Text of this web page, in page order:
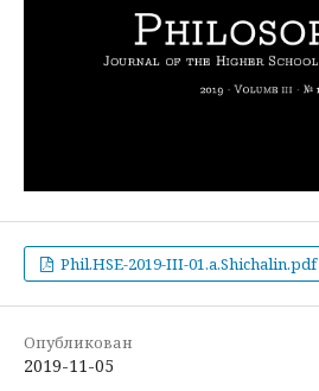
Phil.HSE-2019-III-01.a.Shichalin.pdf
Опубликован
2019-11-05